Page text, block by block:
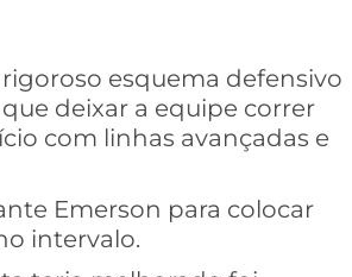
esquema defensivo
deixar a equipe correr
com linhas avançadas e
Emerson para colocar
intervalo.